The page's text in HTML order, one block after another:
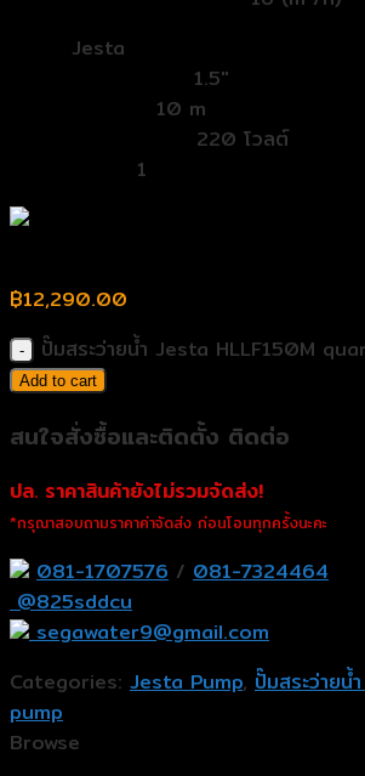
Jesta
1.5″
10 m
220 โวลต์
1
฿12,290.00
ปั๊มสระว่ายน้ำ Jesta HLLF150M
Add to cart
สนใจสั่งซื้อและติดตั้ง ติดต่อ
ปล. ราคาสินค้ายังไม่รวมจัดส่ง!
*กรุณาสอบถามราคาค่าจัดส่ง ก่อนโอนทุกครั้งนะคะ
081-1707576 / 081-7324464
@825sddcu
segawater9@gmail.com
Categories: Jesta Pump, ปั๊มสระว่าย
pump
Browse